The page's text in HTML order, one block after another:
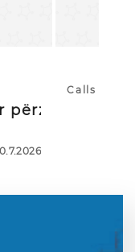
përzgjedhj
Calls